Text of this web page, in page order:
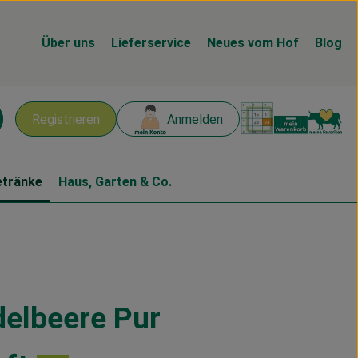
Über uns Lieferservice Neues vom Hof Blog
Registrieren Anmelden
Haus, Garten & Co.
Pur